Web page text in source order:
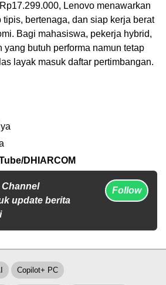
Lenovo menawarkan
tipis, bertenaga, dan siap kerja berat
Bagi mahasiswa, pekerja hybrid,
yang butuh performa namun tetap
layak masuk daftar pertimbangan.
DHIARCOM
update berita
Follow
Copilot+ PC